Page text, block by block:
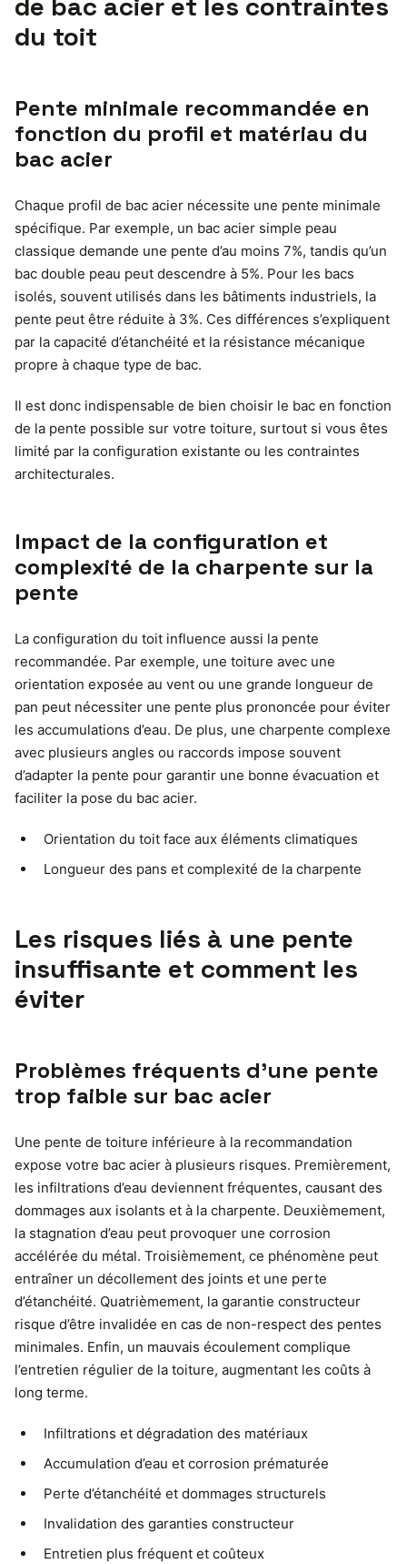
du toit
Pente minimale recommandée en
fonction du profil et matériau du
bac acier
Chaque profil de bac acier nécessite une pente minimale
spécifique. Par exemple, un bac acier simple peau
classique demande une pente d’au moins 7%, tandis qu’un
bac double peau peut descendre à 5%. Pour les bacs
isolés, souvent utilisés dans les bâtiments industriels, la
pente peut être réduite à 3%. Ces différences s’expliquent
par la capacité d’étanchéité et la résistance mécanique
propre à chaque type de bac.
Il est donc indispensable de bien choisir le bac en fonction
de la pente possible sur votre toiture, surtout si vous êtes
limité par la configuration existante ou les contraintes
architecturales.
Impact de la configuration et
complexité de la charpente sur la
pente
La configuration du toit influence aussi la pente
recommandée. Par exemple, une toiture avec une
orientation exposée au vent ou une grande longueur de
pan peut nécessiter une pente plus prononcée pour éviter
les accumulations d’eau. De plus, une charpente complexe
avec plusieurs angles ou raccords impose souvent
d’adapter la pente pour garantir une bonne évacuation et
faciliter la pose du bac acier.
Orientation du toit face aux éléments climatiques
Longueur des pans et complexité de la charpente
Les risques liés à une pente
insuffisante et comment les
éviter
Problèmes fréquents d’une pente
trop faible sur bac acier
Une pente de toiture inférieure à la recommandation
expose votre bac acier à plusieurs risques. Premièrement,
les infiltrations d’eau deviennent fréquentes, causant des
dommages aux isolants et à la charpente. Deuxièmement,
la stagnation d’eau peut provoquer une corrosion
accélérée du métal. Troisièmement, ce phénomène peut
entraîner un décollement des joints et une perte
d’étanchéité. Quatrièmement, la garantie constructeur
risque d’être invalidée en cas de non-respect des pentes
minimales. Enfin, un mauvais écoulement complique
l’entretien régulier de la toiture, augmentant les coûts à
long terme.
Infiltrations et dégradation des matériaux
Accumulation d’eau et corrosion prématurée
Perte d’étanchéité et dommages structurels
Invalidation des garanties constructeur
Entretien plus fréquent et coûteux